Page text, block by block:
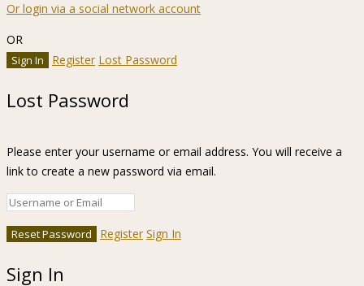
Or login via a social network account
OR
Register Lost Password
Lost Password
Please enter your username or email address. You will receive a
link to create a new password via email.
Register Sign In
Sign In